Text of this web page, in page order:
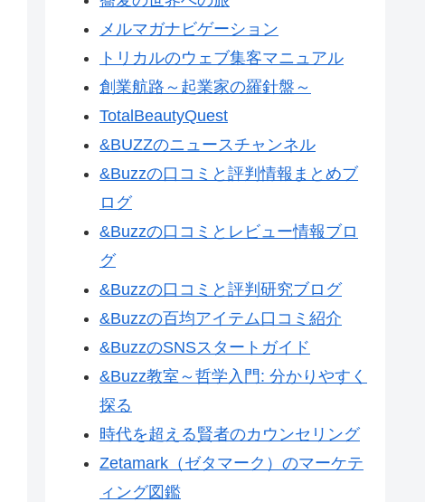
メルマガナビゲーション
トリカルのウェブ集客マニュアル
創業航路～起業家の羅針盤～
TotalBeautyQuest
&BUZZのニュースチャンネル
&Buzzの口コミと評判情報まとめブ
ログ
&Buzzの口コミとレビュー情報ブロ
グ
&Buzzの口コミと評判研究ブログ
&Buzzの百均アイテム口コミ紹介
&BuzzのSNSスタートガイド
&Buzz教室～哲学入門: 分かりやすく
探る
時代を超える賢者のカウンセリング
Zetamark（ゼタマーク）のマーケテ
ィング図鑑